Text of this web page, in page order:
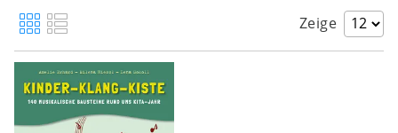
Zeige